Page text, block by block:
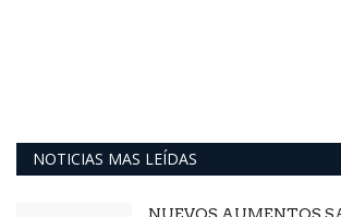
NOTICIAS MAS LEÍDAS